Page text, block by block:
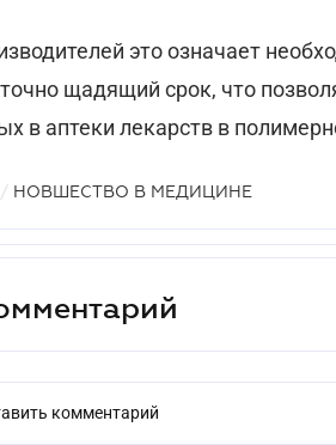
это означает
щадящий срок, что
в аптеки лекарств в
/ НОВШЕСТВО В МЕДИЦИНЕ
комментарий